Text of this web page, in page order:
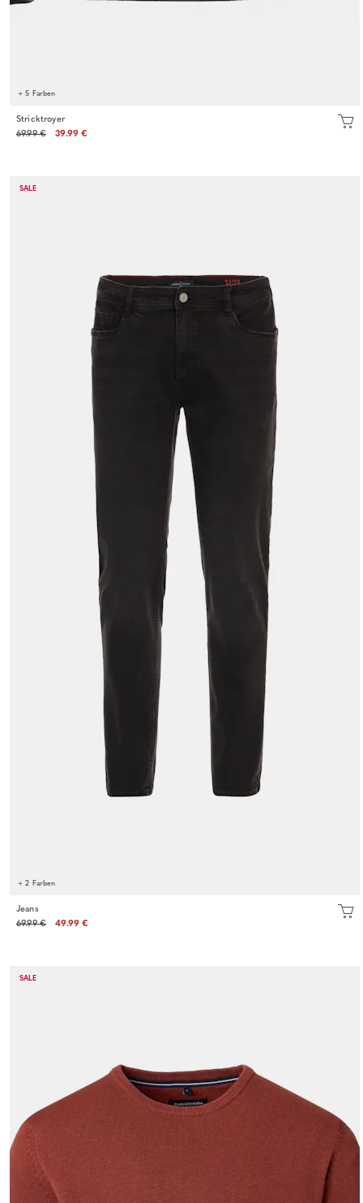
+ 5 Farben
Stricktroyer
69.99 €
39.99 €
SALE
+ 2 Farben
Jeans
69.99 €
49.99 €
SALE